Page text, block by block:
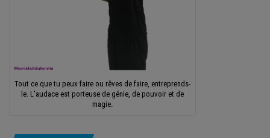
Tout ce que tu peux faire ou rêves de faire, entreprends-
le. L'audace est porteuse de génie, de pouvoir et de
magie.